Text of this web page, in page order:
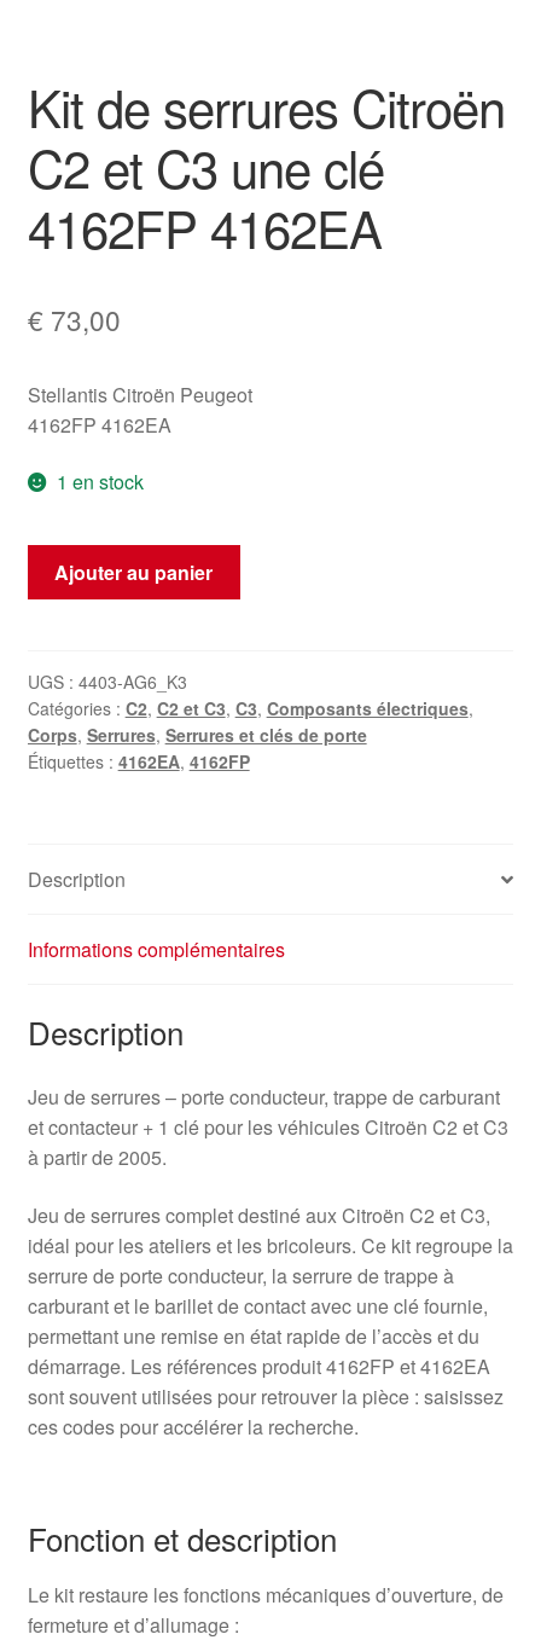
Kit de serrures Citroën
C2 et C3 une clé
4162FP 4162EA
€ 73,00
Stellantis Citroën Peugeot
4162FP 4162EA
1 en stock
quantité
serrures
Citroën
C2
et
4162FP
Ajouter au panier
UGS : 4403-AG6_K3
Catégories : C2, C2 et C3, C3, Composants électriques,
Corps, Serrures, Serrures et clés de porte
Étiquettes : 4162EA, 4162FP
Description
Informations complémentaires
Description
Jeu de serrures – porte conducteur, trappe de carburant
et contacteur + 1 clé pour les véhicules Citroën C2 et C3
à partir de 2005.
Jeu de serrures complet destiné aux Citroën C2 et C3,
idéal pour les ateliers et les bricoleurs. Ce kit regroupe la
serrure de porte conducteur, la serrure de trappe à
carburant et le barillet de contact avec une clé fournie,
permettant une remise en état rapide de l’accès et du
démarrage. Les références produit 4162FP et 4162EA
sont souvent utilisées pour retrouver la pièce : saisissez
ces codes pour accélérer la recherche.
Fonction et description
Le kit restaure les fonctions mécaniques d’ouverture, de
fermeture et d’allumage :